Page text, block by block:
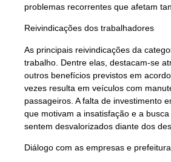
problemas recorrentes que afetam
Reivindicações dos trabalhadores
As principais reivindicações da
trabalho. Dentre elas, destacam-se
outros benefícios previstos em
vezes resulta em veículos com
passageiros. A falta de investimento
que motivam a insatisfação e a
sentem desvalorizados diante dos
Diálogo com as empresas e prefeitura